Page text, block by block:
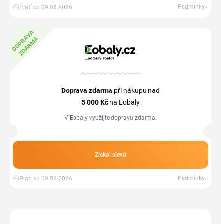
Platí do 09.08.2026 Podmínky
D
O
P
R
A
V
A
Z
D
A
R
M
A
Doprava zdarma při nákupu nad
5000 Kč na Eobaly
V Eobaly využijte dopravu zdarma.
Získat slevu
Platí do 09.08.2026 Podmínky